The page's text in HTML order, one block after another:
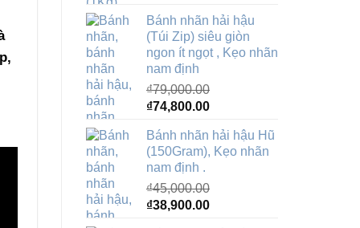
là:
₫800,000.00.
tại
là:
₫74,800.00.
Bánh nhãn hải hậu
(Túi Zip) siêu giòn
ngon ít ngọt , Kẹo nhãn
nam định
₫79,000.00
Giá
là:
₫79,000.00.
₫74,800.00Giá
tại
là:
Bánh nhãn hải hậu Hũ
(150Gram), Kẹo nhãn
nam định .
₫45,000.00
Giá
₫38,900.00Giá